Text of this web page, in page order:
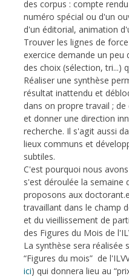
des corpus : compte
numéro spécial ou d'un
d'un éditorial, animation
Trouver les lignes de
exercice demande un
des choix (sélection, tri...)
Réaliser une synthèse
résultat inattendu et
dans on propre travail ;
et donner une direction
recherche. Il s'agit aussi
lieux communs et
subtiles.
C'est pourquoi nous
s'est déroulée la semaine
proposons aux
travaillant dans le champ
et du vieillissement de
des Figures du Mois de
La synthèse sera réalisée
“Figures du mois” de
ici) qui donnera lieu au